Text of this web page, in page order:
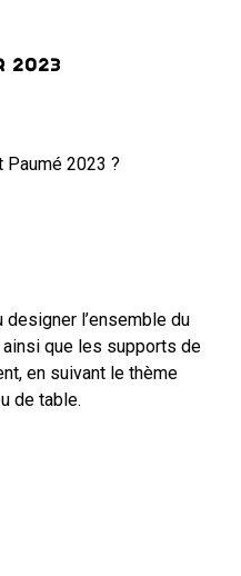
2023
Paumé 2023 ?
l’ensemble du
que les supports de
en suivant le thème
de table.